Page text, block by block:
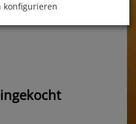
konfigurieren